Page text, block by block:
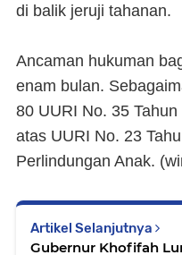
di balik jeruji tahanan.
Ancaman hukuman
enam bulan.
80 UURI No. 35
atas UURI No. 23
Perlindungan Anak. (
Artikel Selanjutnya
Gubernur Khofifah